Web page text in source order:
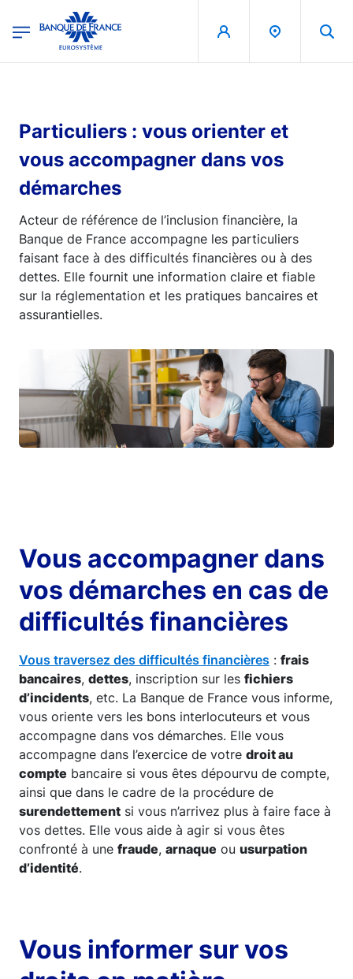
Banque de France - Menu Principal
Particuliers : vous orienter et
vous accompagner dans vos
démarches
Acteur de référence de l’inclusion financière, la
Banque de France accompagne les particuliers
faisant face à des difficultés financières ou à des
dettes. Elle fournit une information claire et fiable
sur la réglementation et les pratiques bancaires et
assurantielles.
Vous accompagner dans
vos démarches en cas de
difficultés financières
Vous traversez des difficultés financières : frais
bancaires, dettes, inscription sur les fichiers
d’incidents, etc. La Banque de France vous informe,
vous oriente vers les bons interlocuteurs et vous
accompagne dans vos démarches. Elle vous
accompagne dans l’exercice de votre droit au
compte bancaire si vous êtes dépourvu de compte,
ainsi que dans le cadre de la procédure de
surendettement si vous n’arrivez plus à faire face à
vos dettes. Elle vous aide à agir si vous êtes
confronté à une fraude, arnaque ou usurpation
d’identité.
Vous informer sur vos